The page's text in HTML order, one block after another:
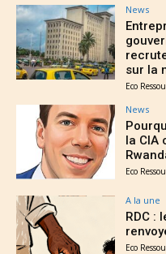
News
sur la
Eco
News
la CIA
Eco
A la une
RDC :
Eco